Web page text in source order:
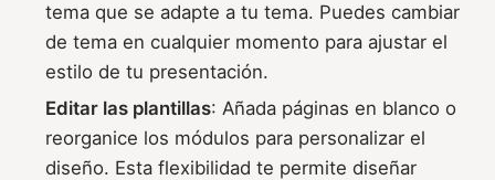
tema que se adapte a tu tema. Puedes cambiar
de tema en cualquier momento para ajustar el
estilo de tu presentación.
Editar las plantillas: Añada páginas en blanco o
reorganice los módulos para personalizar el
diseño. Esta flexibilidad te permite diseñar